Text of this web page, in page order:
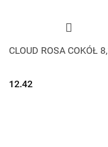
CLOUD ROSA COKÓŁ
12.42